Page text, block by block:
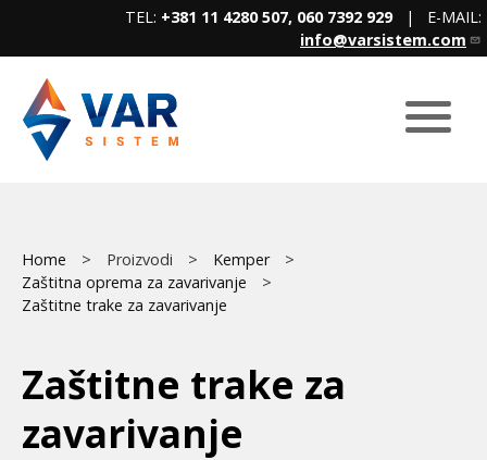
content
TEL: +381 11 4280 507, 060 7392 929| E-MAIL:
info@varsistem.com
Main
menu
Breadcrumb
Home Proizvodi
Kemper
Zaštitna oprema za zavarivanje
Zaštitne trake za zavarivanje
Zaštitne trake za
zavarivanje